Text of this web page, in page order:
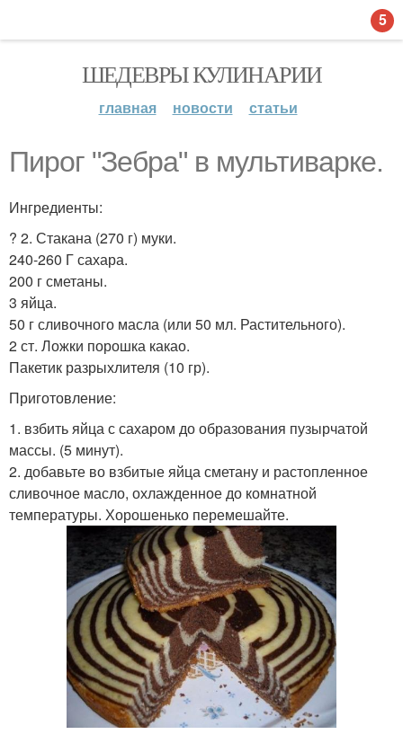
ШЕДЕВРЫ КУЛИНАРИИ
главная новости статьи
Пирог "Зебра" в мультиварке.
Ингредиенты:
? 2. Стакана (270 г) муки.
240-260 Г сахара.
200 г сметаны.
3 яйца.
50 г сливочного масла (или 50 мл. Растительного).
2 ст. Ложки порошка какао.
Пакетик разрыхлителя (10 гр).
Приготовление:
1. взбить яйца с сахаром до образования пузырчатой
массы. (5 минут).
2. добавьте во взбитые яйца сметану и растопленное
сливочное масло, охлажденное до комнатной
температуры. Хорошенько перемешайте.
5